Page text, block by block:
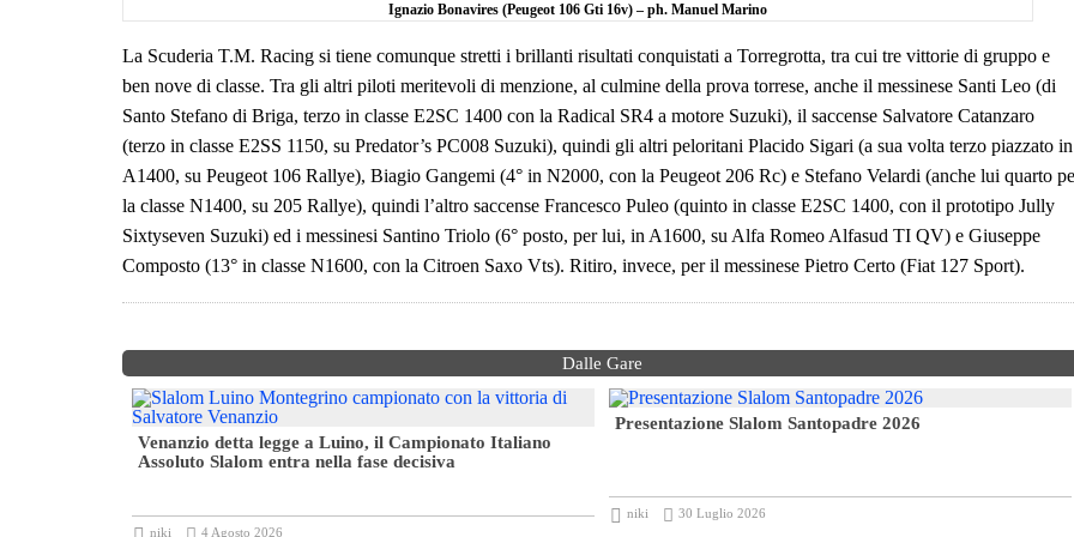
Ignazio Bonavires (Peugeot 106 Gti 16v) – ph. Manuel Marino
La Scuderia T.M. Racing si tiene comunque stretti i brillanti risultati conquistati a Torregrotta, tra cui tre vittorie di gruppo e
ben nove di classe. Tra gli altri piloti meritevoli di menzione, al culmine della prova torrese, anche il messinese Santi Leo (di
Santo Stefano di Briga, terzo in classe E2SC 1400 con la Radical SR4 a motore Suzuki), il saccense Salvatore Catanzaro
(terzo in classe E2SS 1150, su Predator’s PC008 Suzuki), quindi gli altri peloritani Placido Sigari (a sua volta terzo piazzato in
A1400, su Peugeot 106 Rallye), Biagio Gangemi (4° in N2000, con la Peugeot 206 Rc) e Stefano Velardi (anche lui quarto
la classe N1400, su 205 Rallye), quindi l’altro saccense Francesco Puleo (quinto in classe E2SC 1400, con il prototipo Jully
Sixtyseven Suzuki) ed i messinesi Santino Triolo (6° posto, per lui, in A1600, su Alfa Romeo Alfasud TI QV) e Giuseppe
Composto (13° in classe N1600, con la Citroen Saxo Vts). Ritiro, invece, per il messinese Pietro Certo (Fiat 127 Sport).
Dalle Gare
Venanzio detta legge a Luino, il Campionato Italiano
Assoluto Slalom entra nella fase decisiva
niki 4 Agosto 2026
Presentazione Slalom Santopadre 2026
niki 30 Luglio 2026